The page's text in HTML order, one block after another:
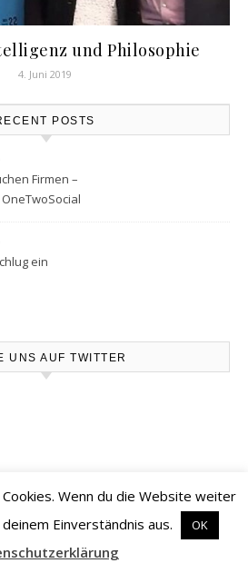
und Philosophie
4. Juni 2019
POSTS
Firmen –
ein
UNS AUF TWITTER
©2026 Isarnetz
Impressum
Wenn du die Website weiter
Einverständnis aus.
OK